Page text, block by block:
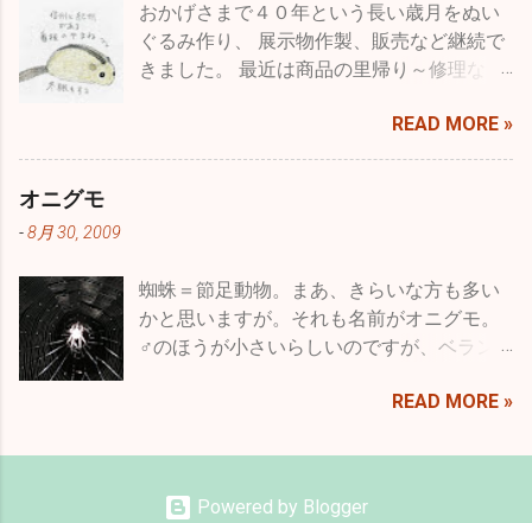
たり、つまり利用する人たちにとってより
良くするということで品種改良とも言うわ
けです。 もちろん、収穫量を減らしたり、
しての育種というのはある意味ありえませ
んが、一方で都合良くというだけでなく花
育種と言います。それは、人為的な選択交
配によるもので動物に対しても行われてい
ます。牛や馬などの家畜や、犬、猫、小鳥
など、人が養うというかたちで一緒に過ご
した歴史の長いいきものたちはそのように
した。内容が犬の遺伝病に関するものだっ
おかげさまで４０年という長い歳月をぬい
ぐるみ作り、 展示物作製、販売など継続で
きました。 最近は商品の里帰り～修理な
て、 意図した思いが伝わっていたことや、
長く大切に愛されたことを 直接フィードバ
ている材料で クラウドファウンディング返
礼のシマフクロウひなを細々スタッフが製
作中ですが・・・ 昨年の初夏から検
り・・・ しばしの冬眠からは目覚めること
した。 また、調子がいくらか戻る様なら
READ MORE »
オニグモ
-8月 30, 2009
蜘蛛＝節足動物。まあ、きらいな方も多い
かと思いますが。それも名前がオニグモ。
♂のほうが小さいらしいのですが、ベラン
大きめです。こいつがなんと夜行性で、昼
方から夜にかけてせっせと網を張り、夜ベ
な網が出来上がっています。 みなさん、蜘
READ MORE »
Powered by Blogger